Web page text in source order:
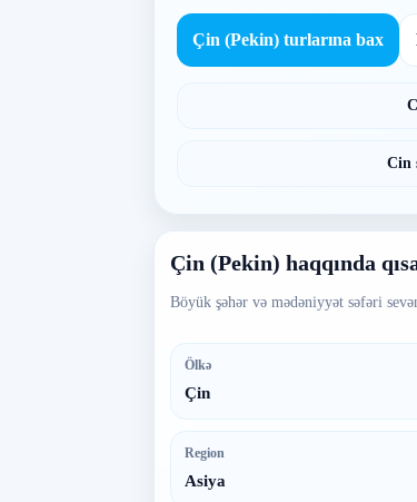
Çin (Pekin) turlarına bax
Cin
Çin (Pekin) haqqında
Böyük şəhər və mədəniyyət səfəri
Ölkə
Çin
Region
Asiya